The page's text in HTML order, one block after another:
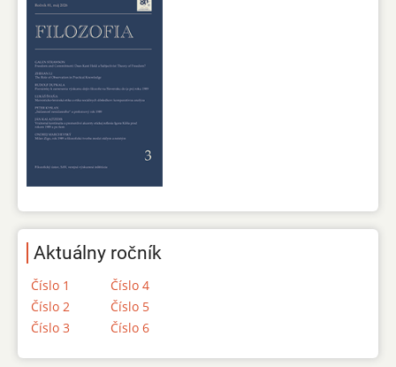
Aktuálny ročník
Číslo 1
Číslo 2
Číslo 3
Číslo 4
Číslo 5
Číslo 6